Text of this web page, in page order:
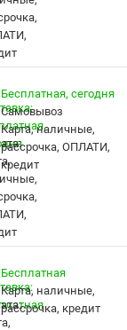
Бесплатная, сегодня
Самовывоз
карта, наличные,
рассрочка, ОПЛАТИ,
кредит
Бесплатная
карта, наличные,
рассрочка, кредит